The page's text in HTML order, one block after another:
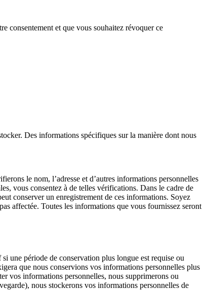
consentement et que vous souhaitez révoquer ce
Des informations spécifiques sur la manière dont nous
le nom, l’adresse et d’autres informations personnelles
vous consentez à de telles vérifications. Dans le cadre de
conserver un enregistrement de ces informations. Soyez
affectée. Toutes les informations que vous fournissez seront
une période de conservation plus longue est requise ou
que nous conservions vos informations personnelles plus
vos informations personnelles, nous supprimerons ou
nous stockerons vos informations personnelles de